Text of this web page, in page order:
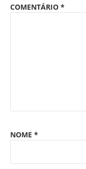
COMENTÁRIO *
NOME *